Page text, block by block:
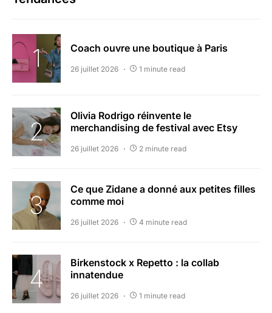
Coach ouvre une boutique à Paris
26 juillet 2026 1 minute read
Olivia Rodrigo réinvente le
merchandising de festival avec Etsy
26 juillet 2026 2 minute read
Ce que Zidane a donné aux petites filles
comme moi
26 juillet 2026 4 minute read
Birkenstock x Repetto : la collab
innatendue
26 juillet 2026 1 minute read